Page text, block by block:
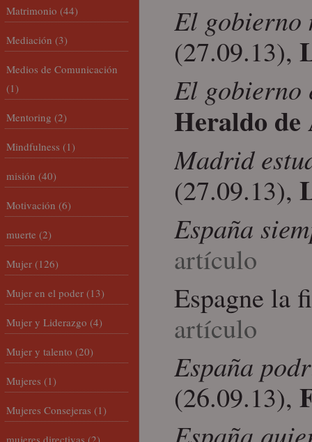
El gobierno
(27.09.13),
El gobierno
Heraldo de
Madrid
(27.09.13),
España
artículo
Espagne la
artículo
España
(26.09.13),
España
Matrimonio (44)
Mediación (3)
Medios de Comunicación
(1)
Mentoring (2)
Mindfulness (1)
misión (40)
Motivación (6)
muerte (2)
Mujer (126)
Mujer en el poder (13)
Mujer y Liderazgo (4)
Mujer y talento (20)
Mujeres (1)
Mujeres Consejeras (1)
mujeres directivas (2)